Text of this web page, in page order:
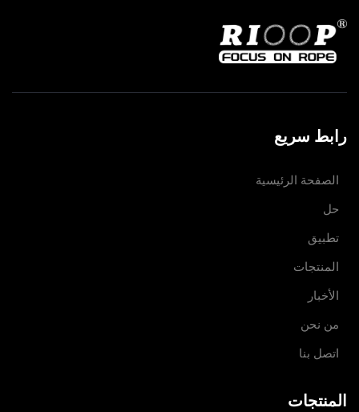
رابط سريع
الصفحة الرئيسية
حل
تطبيق
المنتجات
الأخبار
من نحن
اتصل بنا
المنتجات